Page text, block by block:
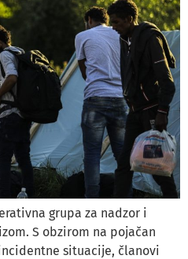
grupa za nadzor i
S obzirom na pojačan
situacije, članovi